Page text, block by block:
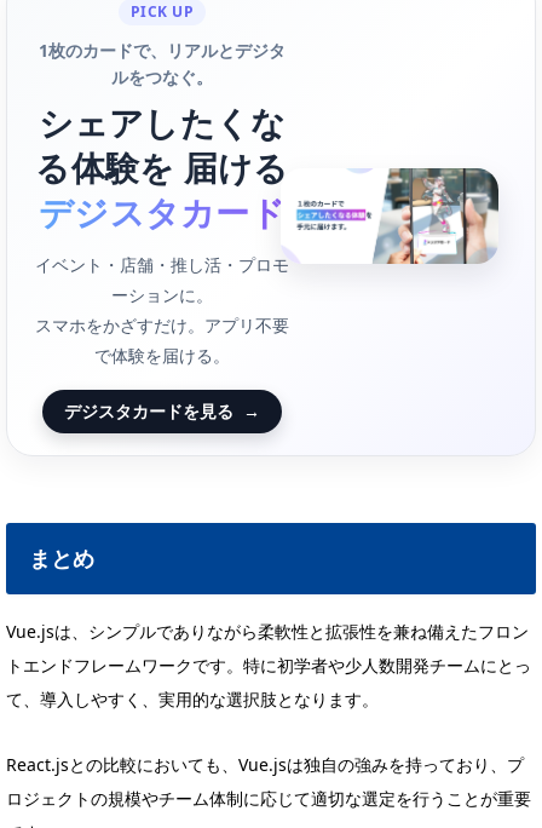
PICK UP
1枚のカードで、リアルとデジタ
ルをつなぐ。
シェアしたくな
る体験を 届ける
デジスタカード
イベント・店舗・推し活・プロモ
ーションに。
スマホをかざすだけ。アプリ不要
で体験を届ける。
デジスタカードを見る →
まとめ
Vue.jsは、シンプルでありながら柔軟性と拡張性を兼ね備えたフロン
トエンドフレームワークです。特に初学者や少人数開発チームにとっ
て、導入しやすく、実用的な選択肢となります。
React.jsとの比較においても、Vue.jsは独自の強みを持っており、プ
ロジェクトの規模やチーム体制に応じて適切な選定を行うことが重要